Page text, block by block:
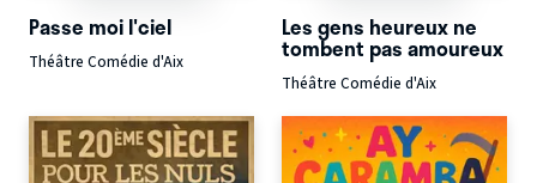
Passe moi l'ciel
Théâtre Comédie d'Aix
Les gens heureux ne
tombent pas amoureux
Théâtre Comédie d'Aix